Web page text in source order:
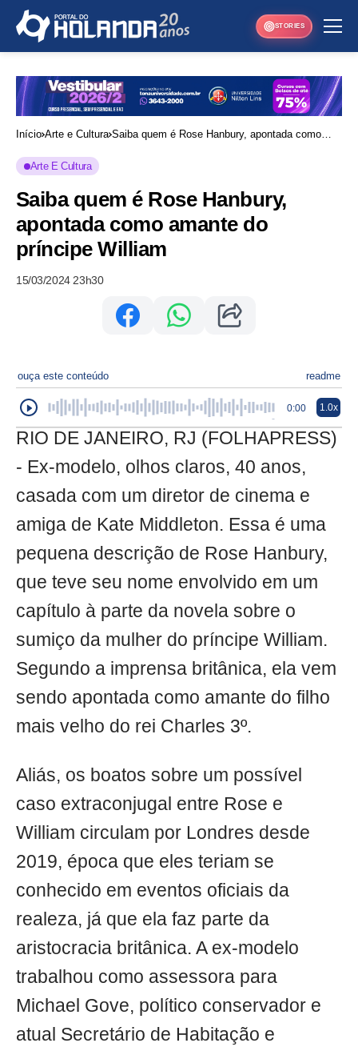
STORIES
Início Arte e Cultura Saiba quem é Rose Hanbury, apontada como
Arte E Cultura
Saiba quem é Rose Hanbury,
apontada como amante do
príncipe William
15/03/2024 23h30
ouça este conteúdo readme
0:00 1.0x
RIO DE JANEIRO, RJ (FOLHAPRESS)
- Ex-modelo, olhos claros, 40 anos,
casada com um diretor de cinema e
amiga de Kate Middleton. Essa é uma
pequena descrição de Rose Hanbury,
que teve seu nome envolvido em um
capítulo à parte da novela sobre o
sumiço da mulher do príncipe William.
Segundo a imprensa britânica, ela vem
sendo apontada como amante do filho
mais velho do rei Charles 3º.
Aliás, os boatos sobre um possível
caso extraconjugal entre Rose e
William circulam por Londres desde
2019, época que eles teriam se
conhecido em eventos oficiais da
realeza, já que ela faz parte da
aristocracia britânica. A ex-modelo
trabalhou como assessora para
Michael Gove, político conservador e
atual Secretário de Habitação e